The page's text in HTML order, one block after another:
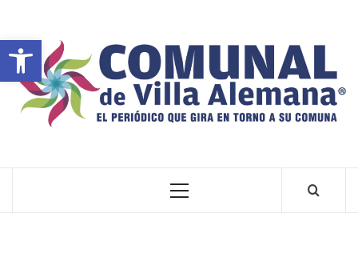
Abrir barra de herramientas